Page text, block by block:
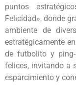
puntos
Felicidad», donde
ambiente de
estratégicamente
de futbolito y
felices, invitando a
esparcimiento y